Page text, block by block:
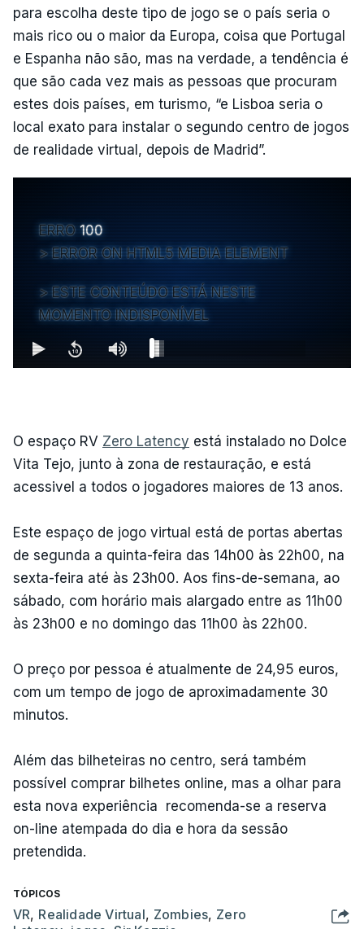
para escolha deste tipo de jogo se o país seria o
mais rico ou o maior da Europa, coisa que Portugal
e Espanha não são, mas na verdade, a tendência é
que são cada vez mais as pessoas que procuram
estes dois países, em turismo, “e Lisboa seria o
local exato para instalar o segundo centro de jogos
de realidade virtual, depois de Madrid”.
ERRO 100
ERROR ON HTML5 MEDIA ELEMENT
ESTE CONTEÚDO ESTÁ NESTE
MOMENTO INDISPONÍVEL
O espaço RV Zero Latency está instalado no Dolce
Vita Tejo, junto à zona de restauração, e está
acessivel a todos o jogadores maiores de 13 anos.
Este espaço de jogo virtual está de portas abertas
de segunda a quinta-feira das 14h00 às 22h00, na
sexta-feira até às 23h00. Aos fins-de-semana, ao
sábado, com horário mais alargado entre as 11h00
às 23h00 e no domingo das 11h00 às 22h00.
O preço por pessoa é atualmente de 24,95 euros,
com um tempo de jogo de aproximadamente 30
minutos.
Além das bilheteiras no centro, será também
possível comprar bilhetes online, mas a olhar para
esta nova experiência recomenda-se a reserva
on-line atempada do dia e hora da sessão
pretendida.
TÓPICOS
VR, Realidade Virtual, Zombies, Zero